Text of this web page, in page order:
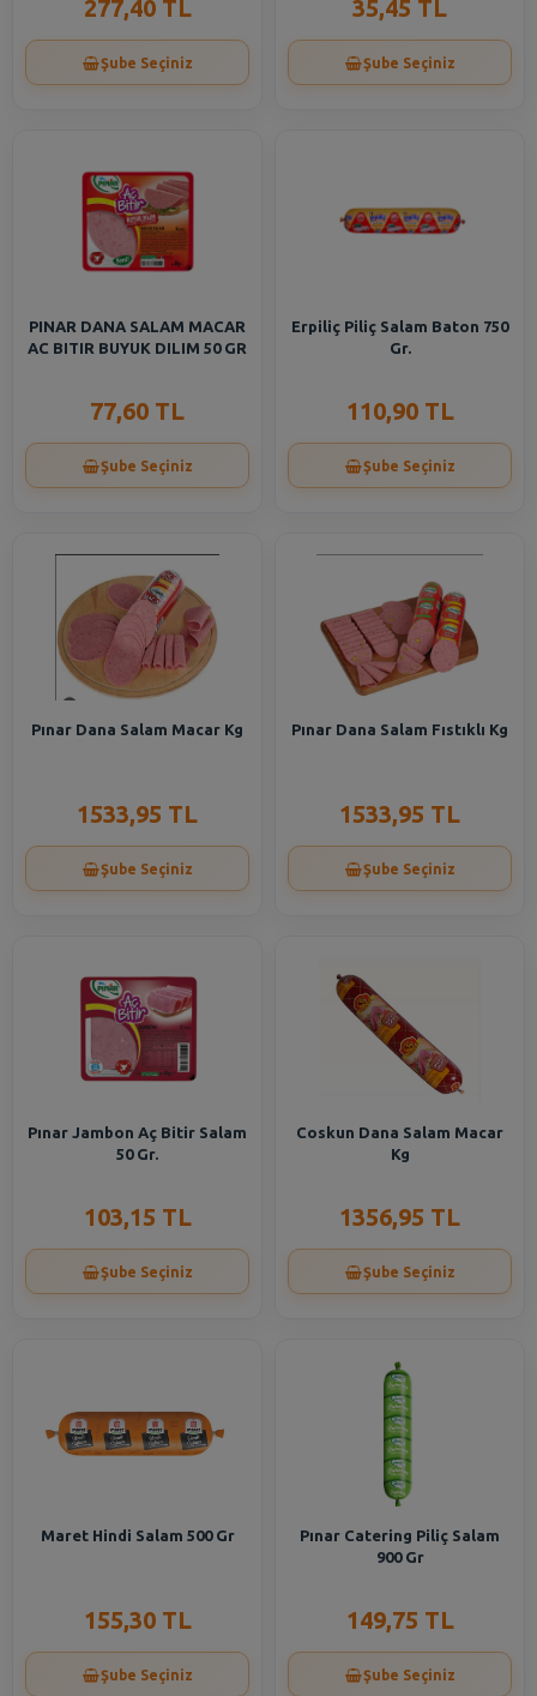
277,40 TL
Şube Seçiniz
35,45 TL
Şube Seçiniz
PINAR DANA SALAM MACAR
AC BITIR BUYUK DILIM 50 GR
77,60 TL
Şube Seçiniz
Erpiliç Piliç Salam Baton 750
Gr.
110,90 TL
Şube Seçiniz
Pınar Dana Salam Macar Kg
1533,95 TL
Şube Seçiniz
Pınar Dana Salam Fıstıklı Kg
1533,95 TL
Şube Seçiniz
Pınar Jambon Aç Bitir Salam
50 Gr.
103,15 TL
Şube Seçiniz
Coskun Dana Salam Macar
Kg
1356,95 TL
Şube Seçiniz
Maret Hindi Salam 500 Gr
155,30 TL
Şube Seçiniz
Pınar Catering Piliç Salam
900 Gr
149,75 TL
Şube Seçiniz